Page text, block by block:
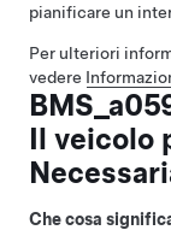
pianificare un
Per ulteriori
vedere
Il veicolo
Che cosa